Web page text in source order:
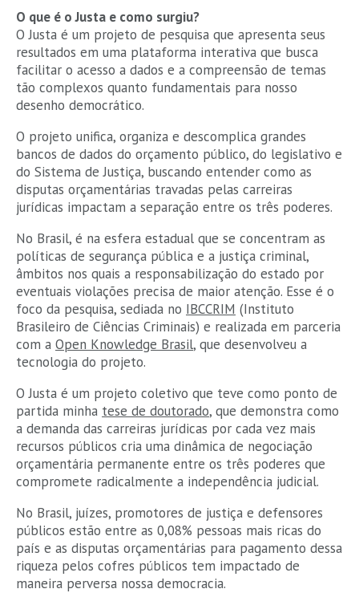
O que é o Justa e como surgiu?
O Justa é um projeto de pesquisa que apresenta seus
resultados em uma plataforma interativa que busca
facilitar o acesso a dados e a compreensão de temas
tão complexos quanto fundamentais para nosso
desenho democrático.
O projeto unifica, organiza e descomplica grandes
bancos de dados do orçamento público, do legislativo e
do Sistema de Justiça, buscando entender como as
disputas orçamentárias travadas pelas carreiras
jurídicas impactam a separação entre os três poderes.
No Brasil, é na esfera estadual que se concentram as
políticas de segurança pública e a justiça criminal,
âmbitos nos quais a responsabilização do estado por
eventuais violações precisa de maior atenção. Esse é o
foco da pesquisa, sediada no IBCCRIM (Instituto
Brasileiro de Ciências Criminais) e realizada em parceria
com a Open Knowledge Brasil, que desenvolveu a
tecnologia do projeto.
O Justa é um projeto coletivo que teve como ponto de
partida minha tese de doutorado, que demonstra como
a demanda das carreiras jurídicas por cada vez mais
recursos públicos cria uma dinâmica de negociação
orçamentária permanente entre os três poderes que
compromete radicalmente a independência judicial.
No Brasil, juízes, promotores de justiça e defensores
públicos estão entre as 0,08% pessoas mais ricas do
país e as disputas orçamentárias para pagamento dessa
riqueza pelos cofres públicos tem impactado de
maneira perversa nossa democracia.